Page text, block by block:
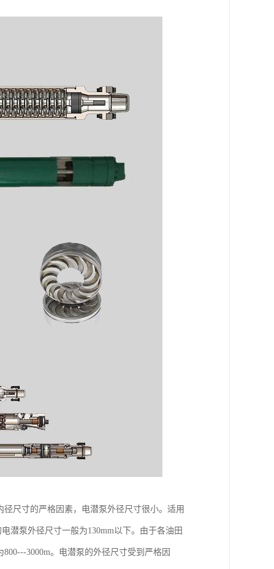
尺寸的严格因素，电潜泵外径尺寸很小。适用
潜泵外径尺寸一般为130mm以下。由于各油田
3000m。电潜泵的外径尺寸受到严格因